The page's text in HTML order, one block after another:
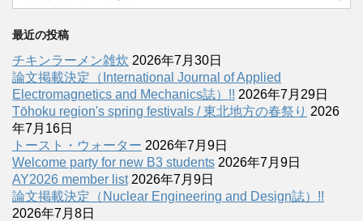
最近の投稿
チキンラーメン雑炊 2026年7月30日
論文掲載決定（International Journal of Applied
Electromagnetics and Mechanics誌）!! 2026年7月29日
Tōhoku region's spring festivals / 東北地方の春祭り 2026
年7月16日
トースト・ウォーター 2026年7月9日
Welcome party for new B3 students 2026年7月9日
AY2026 member list 2026年7月9日
論文掲載決定（Nuclear Engineering and Design誌）!!
2026年7月8日